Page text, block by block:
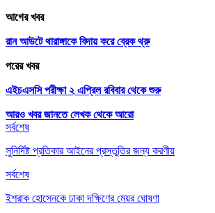
আগের খবর
রান আউটে থারাঙ্গাকে বিদায় করে ব্রেক থ্রু
পরের খবর
এইচএসসি পরীক্ষা ২ এপ্রিল রবিবার থেকে শুরু
আরও খবর জানতে লেখক থেকে আরো
সর্বশেষ
সুনির্দিষ্ট প্রতিকার আইনের প্রস্তুতির জন্য করণীয়
সর্বশেষ
ইশরাক হোসেনকে ঢাকা দক্ষিণের মেয়র ঘোষণা